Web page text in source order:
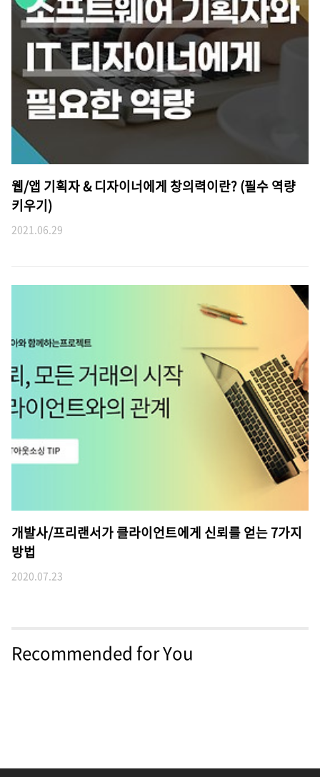
웹/앱 기획자 & 디자이너에게 창의력이란? (필수 역량
키우기)
2021.06.29
개발사/프리랜서가 클라이언트에게 신뢰를 얻는 7가지
방법
2020.07.23
Recommended for You